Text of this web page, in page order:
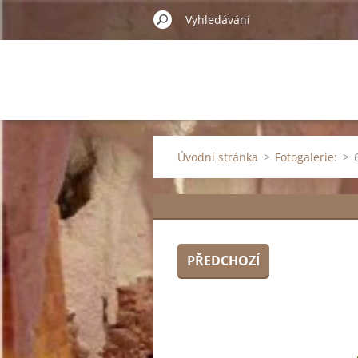
Úvodní stránka > Fotogalerie: >
PŘEDCHOZÍ